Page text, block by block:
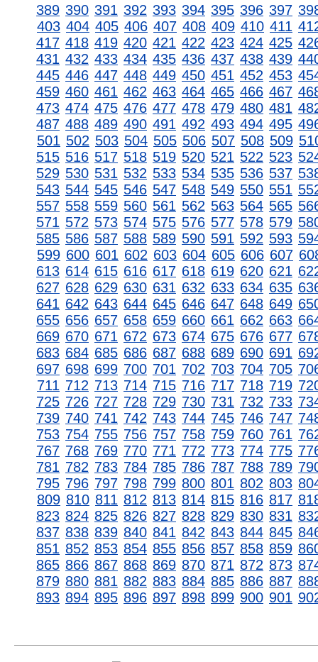
389 390 391 392 393 394 395 396 397
403 404 405 406 407 408 409 410 411
417 418 419 420 421 422 423 424 425
431 432 433 434 435 436 437 438 439
445 446 447 448 449 450 451 452 453
459 460 461 462 463 464 465 466 467
473 474 475 476 477 478 479 480 481
487 488 489 490 491 492 493 494 495
501 502 503 504 505 506 507 508 509
515 516 517 518 519 520 521 522 523
529 530 531 532 533 534 535 536 537
543 544 545 546 547 548 549 550 551
557 558 559 560 561 562 563 564 565
571 572 573 574 575 576 577 578 579
585 586 587 588 589 590 591 592 593
599 600 601 602 603 604 605 606 607
613 614 615 616 617 618 619 620 621
627 628 629 630 631 632 633 634 635
641 642 643 644 645 646 647 648 649
655 656 657 658 659 660 661 662 663
669 670 671 672 673 674 675 676 677
683 684 685 686 687 688 689 690 691
697 698 699 700 701 702 703 704 705
711 712 713 714 715 716 717 718 719
725 726 727 728 729 730 731 732 733
739 740 741 742 743 744 745 746 747
753 754 755 756 757 758 759 760 761
767 768 769 770 771 772 773 774 775
781 782 783 784 785 786 787 788 789
795 796 797 798 799 800 801 802 803
809 810 811 812 813 814 815 816 817
823 824 825 826 827 828 829 830 831
837 838 839 840 841 842 843 844 845
851 852 853 854 855 856 857 858 859
865 866 867 868 869 870 871 872 873
879 880 881 882 883 884 885 886 887
893 894 895 896 897 898 899 900 901